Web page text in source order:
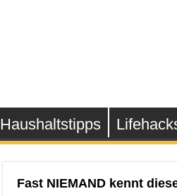
Haushaltstipps
Fast NIEMAND kennt